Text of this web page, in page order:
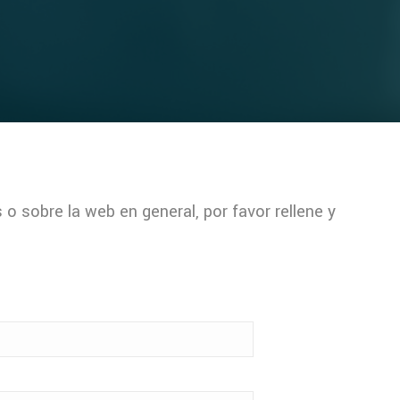
sobre la web en general, por favor rellene y